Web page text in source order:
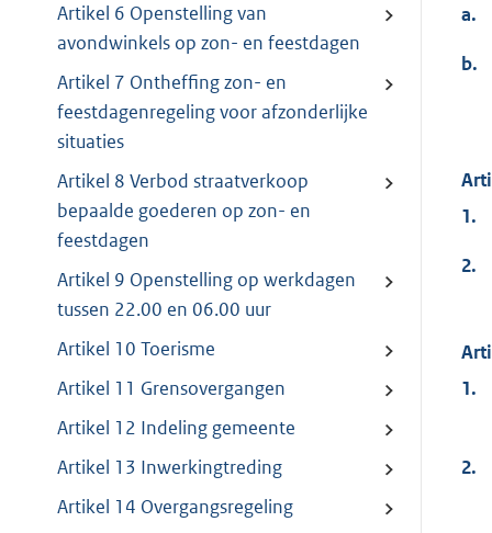
Artikel 6 Openstelling van
avondwinkels op zon- en feestdagen
Artikel 7 Ontheffing zon- en
feestdagenregeling voor afzonderlijke
situaties
Artikel 8 Verbod straatverkoop
bepaalde goederen op zon- en
feestdagen
Artikel 9 Openstelling op werkdagen
tussen 22.00 en 06.00 uur
Artikel 10 Toerisme
Artikel 11 Grensovergangen
Artikel 12 Indeling gemeente
Artikel 13 Inwerkingtreding
Artikel 14 Overgangsregeling
a.
b.
1.
2.
1.
2.